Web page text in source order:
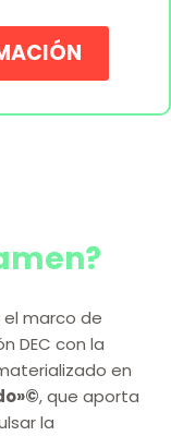
marco de
DEC con la
en
, que aporta
la